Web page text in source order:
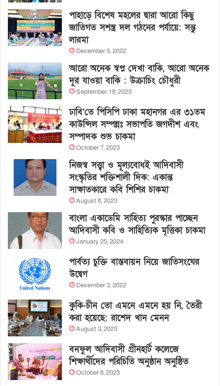
পাহাড়ে বিশেষ মহলের দ্বারা আরো কিছু
জাতিগত সশস্ত্র দল গঠনের পর্যায়ে: সন্তু
লারমা
December 5, 2022
আরো অনেক স্বপ্ন দেখা বাকি, আরো অনেক
দূর যাওয়া বাকি : উক্রাচিং চৌধুরী
September 18, 2023
ঢাবি’তে পিসিপি ঢাকা মহানগর এর ৩১তম
কাউন্সিল সম্পন্নঃ সভাপতি জগদীশ এবং
সম্পাদক শুভ চাকমা
October 7, 2023
নিজস্ব সত্ত্বা ও মূল্যবোধই আদিবাসী
সংস্কৃতির শক্তিশালী দিক: একান্ত
সাক্ষাতকারে কবি শিশির চাকমা
August 8, 2023
বাংলা একাডেমি সাহিত্য পুরস্কার পাচ্ছেন
আদিবাসী কবি ও সাহিত্যিক মৃত্তিকা চাকমা
January 25, 2024
পার্বত্য চুক্তি বাস্তবায়ন নিয়ে জাতিসংঘের
উদ্বেগ
December 3, 2022
কুকি-চীন তো এমনে এমনে হয় নি, তৈরী
করা হয়েছে: রাশেদ খান মেনন
August 3, 2023
বনফুল আদিবাসী গ্রীনহার্ট কলেজে
শিক্ষার্থীদের পরিচিতি অনুষ্ঠান অনুষ্ঠিত
October 8, 2023